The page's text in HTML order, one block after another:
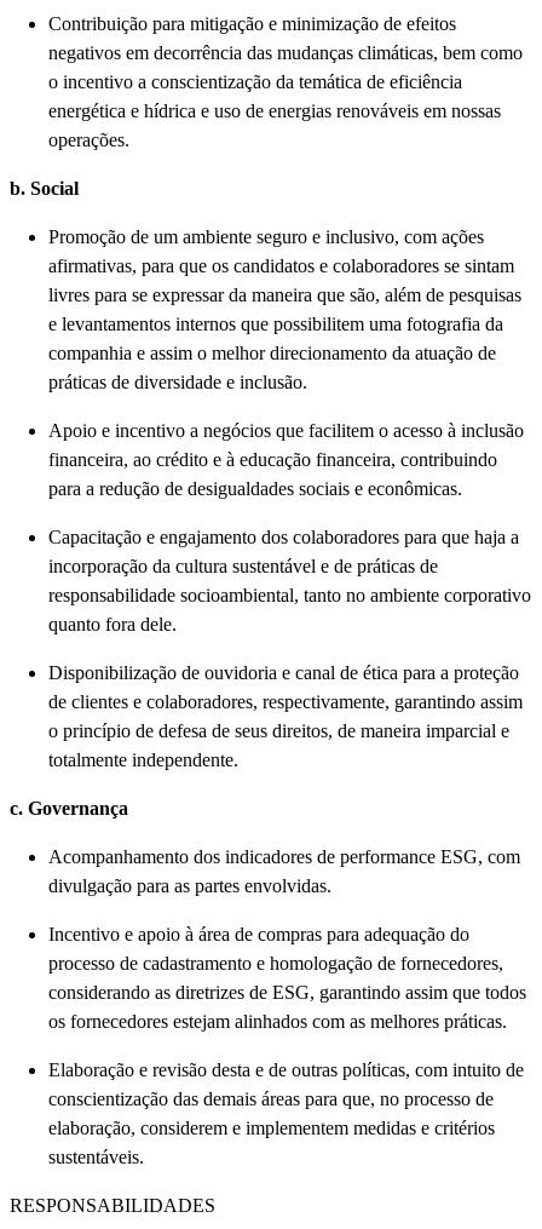
Contribuição para mitigação e minimização de efeitos
negativos em decorrência das mudanças climáticas, bem como
o incentivo a conscientização da temática de eficiência
energética e hídrica e uso de energias renováveis em nossas
operações.
b. Social
Promoção de um ambiente seguro e inclusivo, com ações
afirmativas, para que os candidatos e colaboradores se sintam
livres para se expressar da maneira que são, além de pesquisas
e levantamentos internos que possibilitem uma fotografia da
companhia e assim o melhor direcionamento da atuação de
práticas de diversidade e inclusão.
Apoio e incentivo a negócios que facilitem o acesso à inclusão
financeira, ao crédito e à educação financeira, contribuindo
para a redução de desigualdades sociais e econômicas.
Capacitação e engajamento dos colaboradores para que haja a
incorporação da cultura sustentável e de práticas de
responsabilidade socioambiental, tanto no ambiente corporativo
quanto fora dele.
Disponibilização de ouvidoria e canal de ética para a proteção
de clientes e colaboradores, respectivamente, garantindo assim
o princípio de defesa de seus direitos, de maneira imparcial e
totalmente independente.
c. Governança
Acompanhamento dos indicadores de performance ESG, com
divulgação para as partes envolvidas.
Incentivo e apoio à área de compras para adequação do
processo de cadastramento e homologação de fornecedores,
considerando as diretrizes de ESG, garantindo assim que todos
os fornecedores estejam alinhados com as melhores práticas.
Elaboração e revisão desta e de outras políticas, com intuito de
conscientização das demais áreas para que, no processo de
elaboração, considerem e implementem medidas e critérios
sustentáveis.
RESPONSABILIDADES